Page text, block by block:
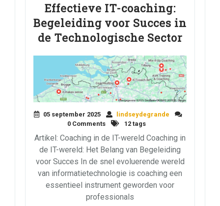
Effectieve IT-coaching:
Begeleiding voor Succes in
de Technologische Sector
05 september 2025
lindseydegrande
0 Comments
12 tags
Artikel: Coaching in de IT-wereld Coaching in
de IT-wereld: Het Belang van Begeleiding
voor Succes In de snel evoluerende wereld
van informatietechnologie is coaching een
essentieel instrument geworden voor
professionals